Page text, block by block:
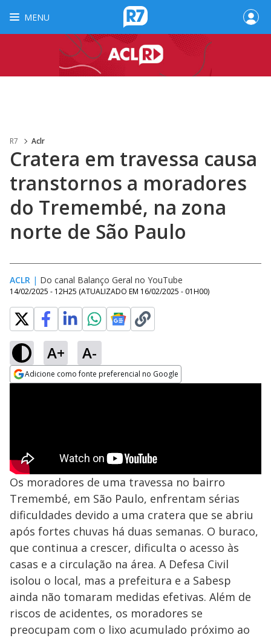
MENU
R7 Aclr
Cratera em travessa causa
transtornos a moradores
do Tremembé, na zona
norte de São Paulo
ACLR | Do canal Balanço Geral no YouTube
14/02/2025 - 12H25 (ATUALIZADO EM 16/02/2025 - 01H00)
A+ A-
Adicione como fonte preferencial no Google
Os moradores de uma travessa no bairro
Tremembé, em São Paulo, enfrentam sérias
dificuldades devido a uma cratera que se abriu
após fortes chuvas há duas semanas. O buraco,
que continua a crescer, dificulta o acesso às
casas e a circulação na área. A Defesa Civil
isolou o local, mas a prefeitura e a Sabesp
ainda não tomaram medidas efetivas. Além de
riscos de acidentes, os moradores se
preocupam com o lixo acumulado próximo ao